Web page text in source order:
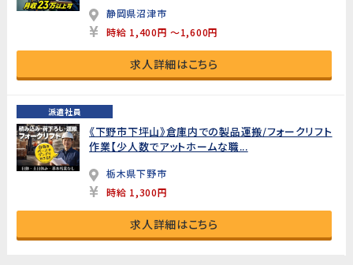
静岡県沼津市
時給 1,400円 ～1,600円
求人詳細はこちら
派遣社員
《下野市下坪山》倉庫内での製品運搬/フォークリフト
作業【少人数でアットホームな職...
栃木県下野市
時給 1,300円
求人詳細はこちら